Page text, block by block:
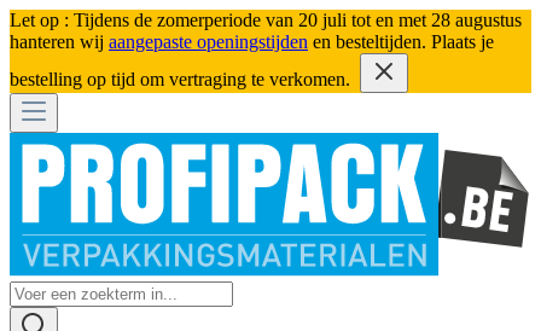
Let op : Tijdens de zomerperiode van 20 juli tot en met 28 augustus
hanteren wij aangepaste openingstijden en besteltijden. Plaats je
bestelling op tijd om vertraging te verkomen.